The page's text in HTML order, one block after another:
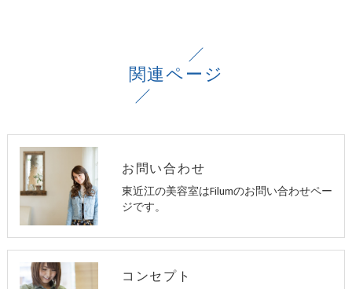
関連ページ
お問い合わせ
東近江の美容室はFilumのお問い合わせペー
ジです。
コンセプト